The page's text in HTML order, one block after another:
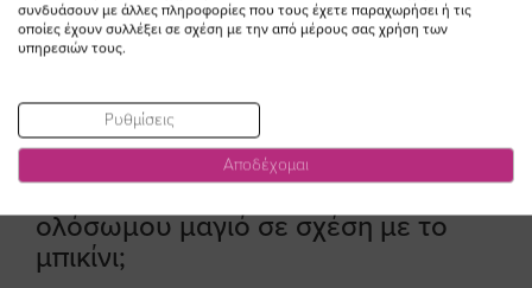
Διαβάστε περισσότερα
ολόσωμου μαγιό σε σχέση με το
μπικίνι;
συνδυάσουν με άλλες πληροφορίες που τους έχετε παραχωρήσει ή τις
οποίες έχουν συλλέξει σε σχέση με την από μέρους σας χρήση των
υπηρεσιών τους.
Ρυθμίσεις
Αποδέχομαι